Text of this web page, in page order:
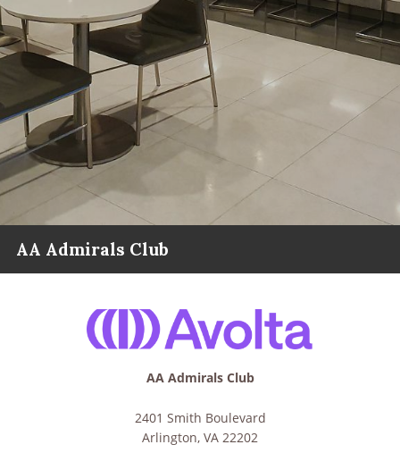
AA Admirals Club
AA Admirals Club
2401 Smith Boulevard
Arlington, VA 22202